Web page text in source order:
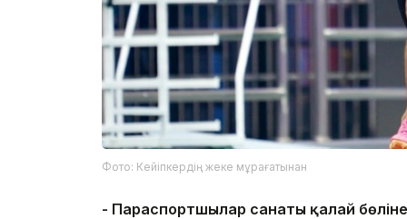
Фото: Кейіпкердің жеке мұрағатынан
- Параспортшылар санаты қалай